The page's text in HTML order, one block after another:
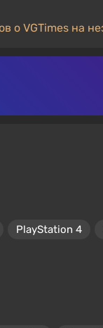
о VGTimes на
PlayStation 4